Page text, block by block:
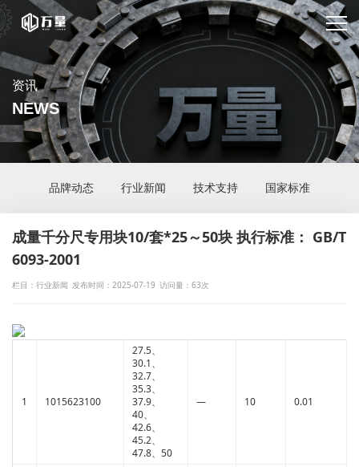
资讯
NEWS
品牌动态 行业新闻 技术支持 国家标准
成量千分尺专用块10/套*25～50块 执行标准： GB/T
6093-2001
栏目：行业新闻 发布时间：2025-07-19 访问量：63次
1 1015623100
27.5、
30.1、
32.7、
35.3、
37.9、
40、
42.6、
45.2、
47.8、50
— 10 0.01